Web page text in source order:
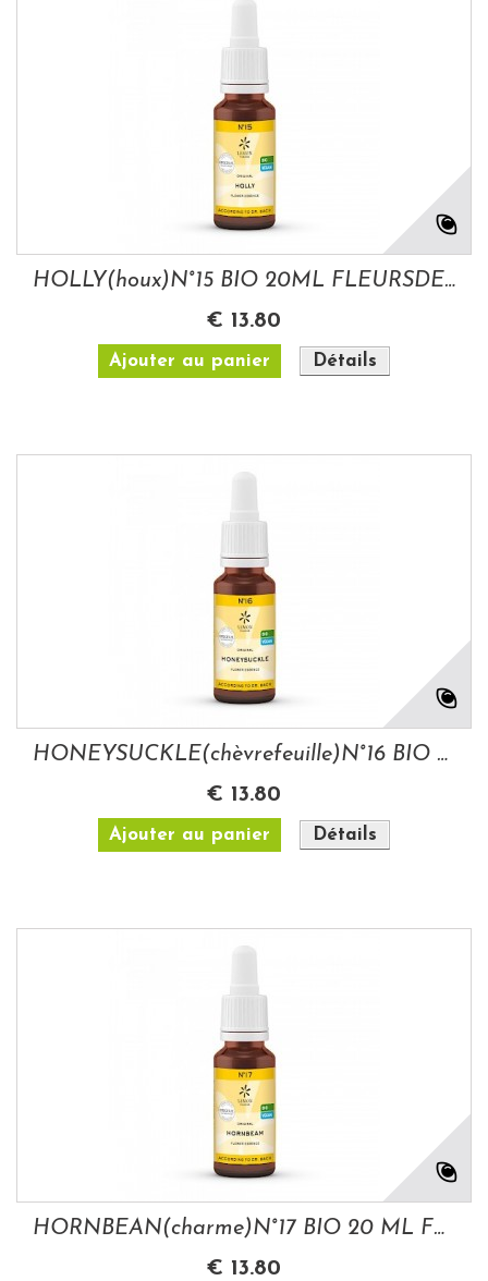
HOLLY(houx)N°15 BIO 20ML FLEURSDE BACH
€ 13.80
Ajouter au panier Détails
HONEYSUCKLE(chèvrefeuille)N°16 BIO 20ML...
€ 13.80
Ajouter au panier Détails
HORNBEAN(charme)N°17 BIO 20 ML FLEURS DE BACH
€ 13.80